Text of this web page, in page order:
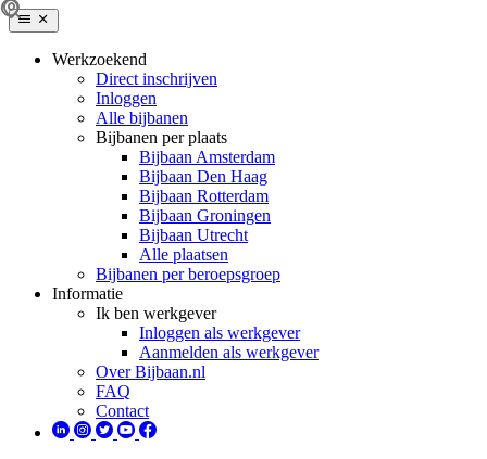
Werkzoekend
Direct inschrijven
Inloggen
Alle bijbanen
Bijbanen per plaats
Bijbaan Amsterdam
Bijbaan Den Haag
Bijbaan Rotterdam
Bijbaan Groningen
Bijbaan Utrecht
Alle plaatsen
Bijbanen per beroepsgroep
Informatie
Ik ben werkgever
Inloggen als werkgever
Aanmelden als werkgever
Over Bijbaan.nl
FAQ
Contact